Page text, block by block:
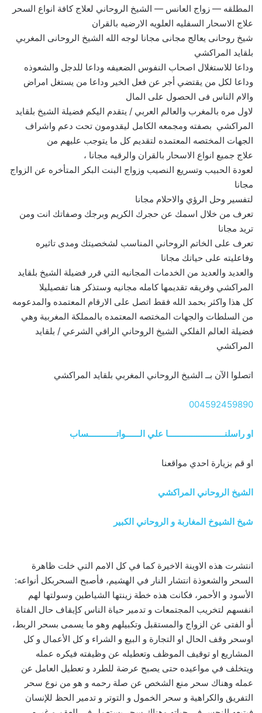
المطلقه — زواج العانس — الشيخ الروحاني لعلاج كافة انواع السحر
علاج الاسحار السفليه العلويه الارضيه بالقران
شيخ روحانى يعالج مجانى مجانا لوجه الله الشيخ الروحانى المغربي
بلقايد المراكشي
وداعا للاستغلال اصحاب النفوس الضعيفه وداعا للدجل والشعوذه
وداعا لكل من يقتضي أجر عن فعل الخير وداعا من يستغل امراض
والام الناس فى الحصول على المال
لاول مره بالمغرب والعالم العربي / يتقدم اليكم فضيلة الشيخ بلقايد
المراكشي بصفته ومجمعه الكامل ليقدومون تحت دعم واشراف
الجهات المختصه المعتمده لتقديم كل ما يتوجب عليهم من
علاج جميع انواع الاسحار بالقران والرقيه مجانا ،
لعودة الحبيب وتسريع النصيب وزواج البنت البكر المتأخره عن الزواج
مجانا
لتفسير وحل الرؤي والاحلام مجانا
تعرف من خلال اسمك عن حجرك الكريم وبرجك وصفاتك انت ومن
تريد مجانا
تعرف على الخاتم الروحاني المناسب لشخصيتك ومدى تاثيره
وفاعليته على حياتك مجانا
والعديد والعديد من الخدمات المجانيه التي قرر فضيلة الشيخ بلقايد
المراكشي وفريقه تقديمها كامله مجانيه وستذكر هنا تفصيليلا
كل هذا واكثر بحمد الله فقط اتصل على الارقام المعتمده والمدعومه
من السلطات والجهات المختصه المعتمده بالمملكة المغربية وهي
فضيلة العالم الفلكي الشيخ الروحاني الراقي الشرعي / بلقايد
المراكشي
اتصلوا الآن بــ الشيخ الروحاني المغربي بلقايد المراكشي
004592459890
او راسلنــــــــــــــــــــــــا علي الــــــواتــــــــــــساب
او قم بزيارة احدي مواقعنا
الشيخ الروحاني المراكشي
شيخ الشيوخ المغاربة و الروحاني الكبير
انتشرت هذه الاوينة الاخيرة كما في كل الامم التي خلت ظاهرة
السحر والشعوذة انتشار النار في الهشيم، فأصبح السحربكل أنواعه:
الأسود و الأحمر، فكانت هذه خطة زينتها الشياطين وسولتها لهم
انفسهم لتخريب المجتمعات و تدمير حياة الناس كإيقاف حال الفتاة
أو الفتى عن الزواج والمستقبل وتكبيلهم وهو ما يسمى بسحر الربط،
اوسحر وقف الحال او التجارة و البيع و الشراء و كل الأعمال و كل
المشاريع او توقيف الموظف وتعطيله عن وظيفته فيكره عمله
ويتخلف في مواعيده حتى يصبح عرضة للطرد و تعطيل العامل عن
عمله وهناك سحر منع الشخص عن صلة رحمه و هو من نوع سحر
التفريق والكراهية و سحر الخمول و التوتر و تدمير الحظ للإنسان